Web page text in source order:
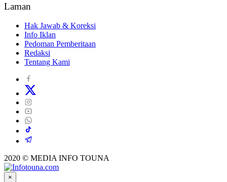
Laman
Hak Jawab & Koreksi
Info Iklan
Pedoman Pemberitaan
Redaksi
Tentang Kami
2020 © MEDIA INFO TOUNA
×